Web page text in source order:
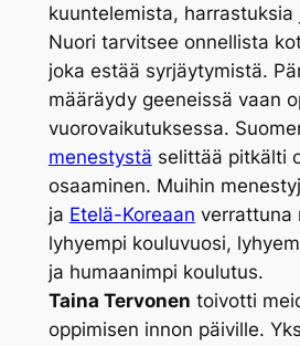
kuuntelemista,
Nuori tarvitsee onnellista
joka estää syrjäytymistä.
määräydy geeneissä vaan
vuorovaikutuksessa.
menestystä selittää pitkälti
osaaminen. Muihin
ja Etelä-Koreaan verrattuna
lyhyempi kouluvuosi,
ja humaanimpi koulutus.
Taina Tervonen toivotti
oppimisen innon päiville.